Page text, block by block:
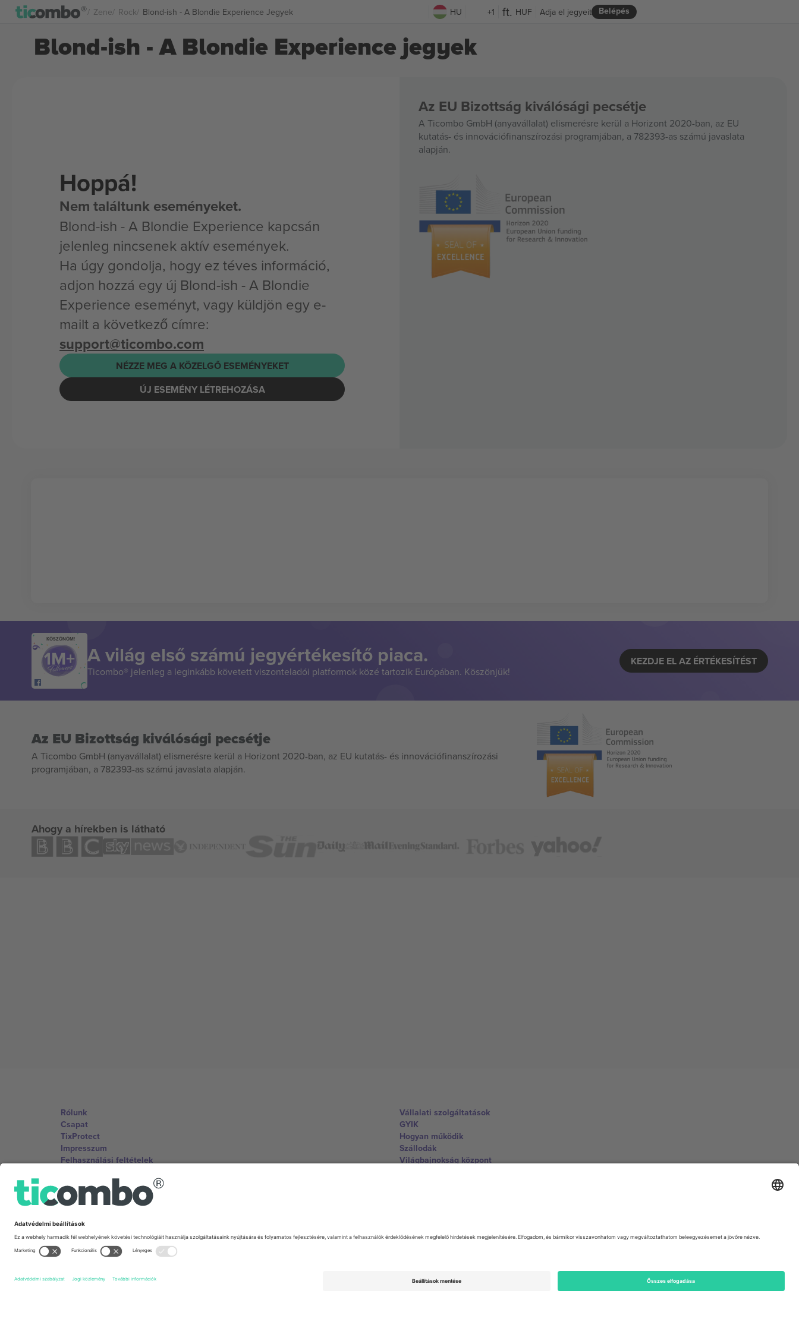
Zene Rock Blond-ish - A Blondie Experience Jegyek HU +1 HUF Belépés
Adja el jegyeit
Blond-ish - A Blondie Experience jegyek
Hoppá!
Nem találtunk eseményeket.
Blond-ish - A Blondie Experience kapcsán
jelenleg nincsenek aktív események.
Ha úgy gondolja, hogy ez téves információ,
adjon hozzá egy új Blond-ish - A Blondie
Experience eseményt, vagy küldjön egy e-
mailt a következő címre:
support@ticombo.com
NÉZZE MEG A KÖZELGŐ ESEMÉNYEKET
ÚJ ESEMÉNY LÉTREHOZÁSA
Az EU Bizottság kiválósági pecsétje
A Ticombo GmbH (anyavállalat) elismerésre kerül a Horizont 2020-ban, az EU
kutatás- és innovációfinanszírozási programjában, a 782393-as számú javaslata
alapján.
KÖSZÖNÖM!
A világ első számú jegyértékesítő piaca.
Ticombo® jelenleg a leginkább követett viszonteladói platformok közé tartozik Európában. Köszönjük!
KEZDJE EL AZ ÉRTÉKESÍTÉST
Az EU Bizottság kiválósági pecsétje
A Ticombo GmbH (anyavállalat) elismerésre kerül a Horizont 2020-ban, az EU kutatás- és innovációfinanszírozási
programjában, a 782393-as számú javaslata alapján.
Ahogy a hírekben is látható
Rólunk
Csapat
TixProtect
Impresszum
Felhasználási feltételek
Vállalati szolgáltatások
GYIK
Hogyan működik
Szállodák
Világbajnokság központ
Irodák és támogatás
United Kingdom